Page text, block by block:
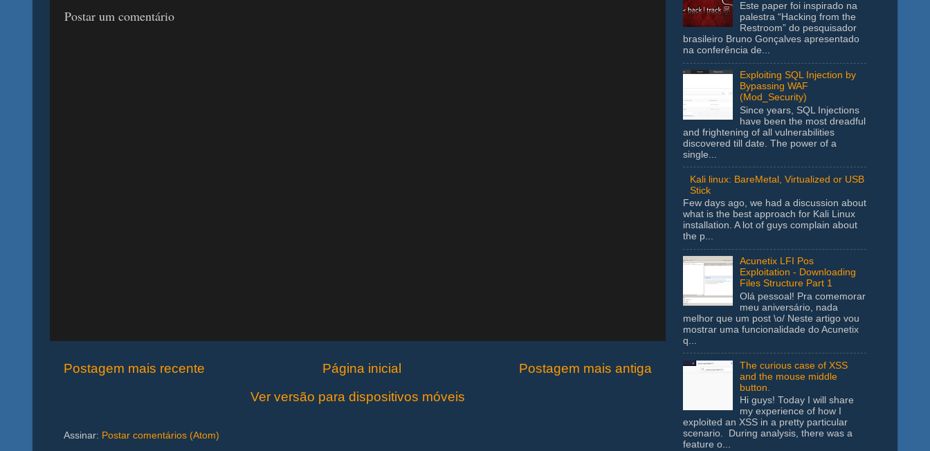
Postar um comentário
Postagem mais recente Postagem mais antiga
Página inicial
Ver versão para dispositivos móveis
Assinar: Postar comentários (Atom)
Este paper foi inspirado na
palestra “Hacking from the
Restroom” do pesquisador
brasileiro Bruno Gonçalves apresentado
na conferência de...
Exploiting SQL Injection by
Bypassing WAF
(Mod_Security)
Since years, SQL Injections
have been the most dreadful
and frightening of all vulnerabilities
discovered till date. The power of a
single...
Kali linux: BareMetal, Virtualized or USB
Stick
Few days ago, we had a discussion about
what is the best approach for Kali Linux
installation. A lot of guys complain about
the p...
Acunetix LFI Pos
Exploitation - Downloading
Files Structure Part 1
Olá pessoal! Pra comemorar
meu aniversário, nada
melhor que um post \o/ Neste artigo vou
mostrar uma funcionalidade do Acunetix
q...
The curious case of XSS
and the mouse middle
button.
Hi guys! Today I will share
my experience of how I
exploited an XSS in a pretty particular
scenario. During analysis, there was a
feature o...